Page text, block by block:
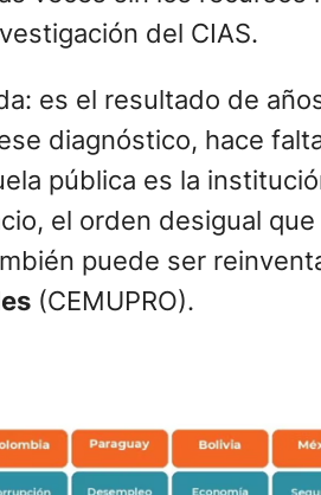
veces sin los recursos
del CIAS.
es el resultado de
diagnóstico, hace
pública es la
el orden desigual que
puede ser